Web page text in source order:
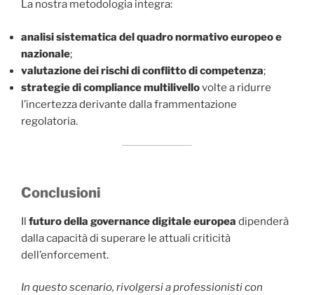
La nostra metodologia integra:
analisi sistematica del quadro normativo europeo e
nazionale;
valutazione dei rischi di conflitto di competenza;
strategie di compliance multilivellovolte a ridurre
l’incertezza derivante dalla frammentazione
regolatoria.
Conclusioni
Il futuro della governance digitale europea dipenderà
dalla capacità di superare le attuali criticità
dell’enforcement.
In questo scenario, rivolgersi a professionisti con